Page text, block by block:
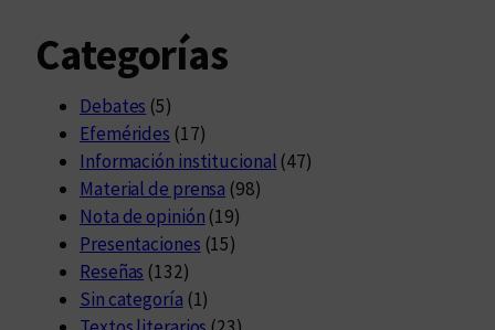
Categorías
Debates (5)
Efemérides (17)
Información institucional (47)
Material de prensa (98)
Nota de opinión (19)
Presentaciones (15)
Reseñas (132)
Sin categoría (1)